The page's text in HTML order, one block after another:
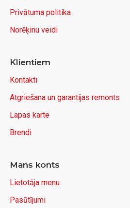
Privātuma politika
Norēķinu veidi
Klientiem
Kontakti
Atgriešana un garantijas remonts
Lapas karte
Brendi
Mans konts
Lietotāja menu
Pasūtījumi